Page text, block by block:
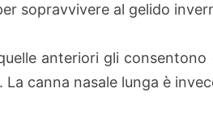
sopravvivere al gelido
anteriori gli consentono
canna nasale lunga è